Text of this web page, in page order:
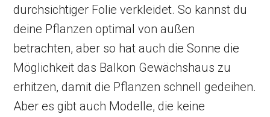
durchsichtiger Folie verkleidet. So kannst du
deine Pflanzen optimal von außen
betrachten, aber so hat auch die Sonne die
Möglichkeit das Balkon Gewächshaus zu
erhitzen, damit die Pflanzen schnell gedeihen.
Aber es gibt auch Modelle, die keine